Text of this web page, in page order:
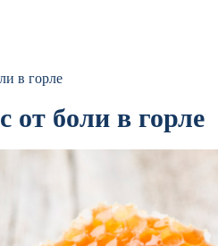
в горле
от боли в горле